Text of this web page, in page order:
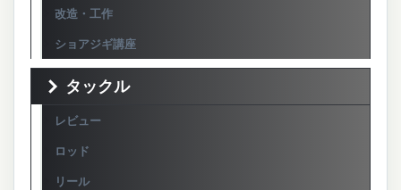
改造・工作
ショアジギ講座
タックル
レビュー
ロッド
リール